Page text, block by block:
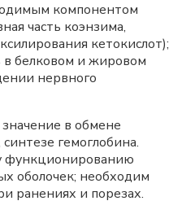
компонентом
часть коэнзима,
кетокислот);
белковом и жировом
нервного
в обмене
гемоглобина.
функционированию
оболочек; необходим
ранениях и порезах.